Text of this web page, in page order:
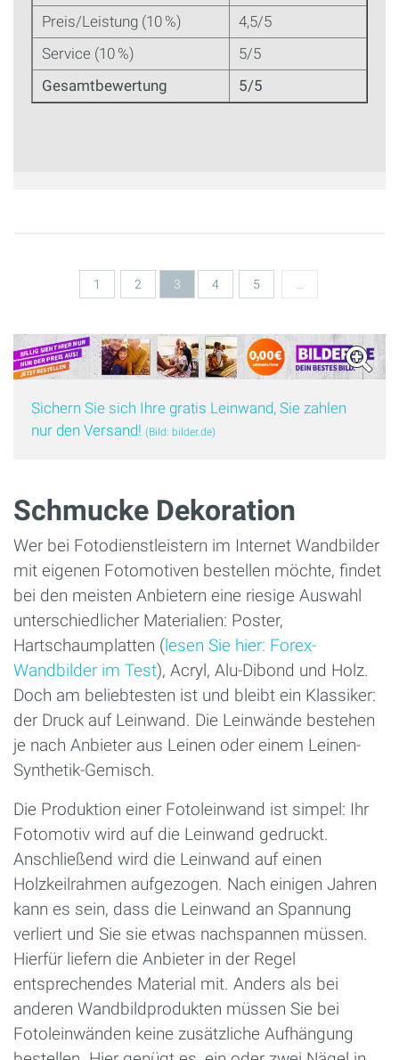
Preis/Leistung (10 %)
4,5/5
Service (10 %)
5/5
Gesamtbewertung
5/5
Seiten
1 2 3 4 5
Sichern Sie sich Ihre gratis Leinwand, Sie zahlen
nur den Versand! (Bild: bilder.de)
Schmucke Dekoration
Wer bei Fotodienstleistern im Internet Wandbilder
mit eigenen Fotomotiven bestellen möchte, findet
bei den meisten Anbietern eine riesige Auswahl
unterschiedlicher Materialien: Poster,
Hartschaumplatten (lesen Sie hier: Forex-
Wandbilder im Test), Acryl, Alu-Dibond und Holz.
Doch am beliebtesten ist und bleibt ein Klassiker:
der Druck auf Leinwand. Die Leinwände bestehen
je nach Anbieter aus Leinen oder einem Leinen-
Synthetik-Gemisch.
Die Produktion einer Fotoleinwand ist simpel: Ihr
Fotomotiv wird auf die Leinwand gedruckt.
Anschließend wird die Leinwand auf einen
Holzkeilrahmen aufgezogen. Nach einigen Jahren
kann es sein, dass die Leinwand an Spannung
verliert und Sie sie etwas nachspannen müssen.
Hierfür liefern die Anbieter in der Regel
entsprechendes Material mit. Anders als bei
anderen Wandbildprodukten müssen Sie bei
Fotoleinwänden keine zusätzliche Aufhängung